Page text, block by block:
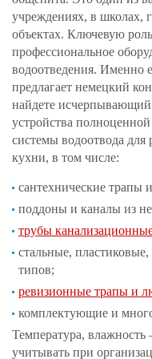
учреждениях, в школах,
объектах. Ключевую
профессиональное
водоотведения. Именно
предлагает немецкий
найдете
устройства
системы водоотвода для
кухни, в том числе:
сантехнические трапы
поддоны и каналы из
трубы
стальные,
типов;
ревизионные трапы и
комплектующие и
Температура,
учитывать при